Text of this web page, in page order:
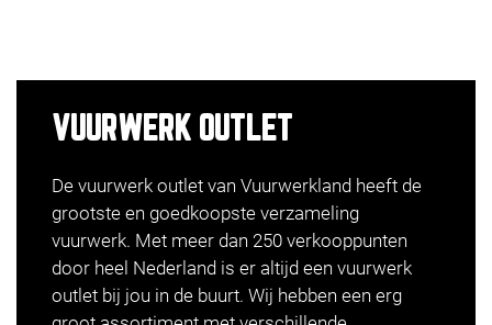
VUURWERK OUTLET
De vuurwerk outlet van Vuurwerkland heeft de
grootste en goedkoopste verzameling
vuurwerk. Met meer dan 250 verkooppunten
door heel Nederland is er altijd een vuurwerk
outlet bij jou in de buurt. Wij hebben een erg